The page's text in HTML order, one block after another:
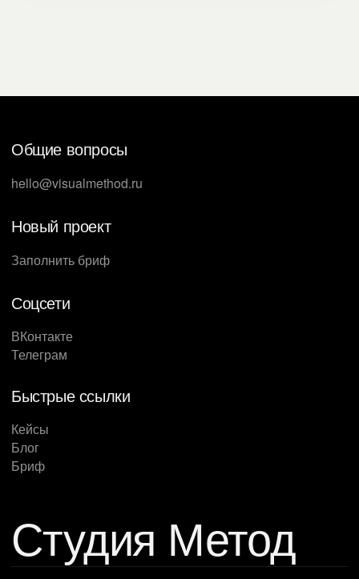
Общие вопросы
hello@visualmethod.ru
Новый проект
Заполнить бриф
Соцсети
ВКонтакте
Телеграм
Быстрые ссылки
Кейсы
Блог
Бриф
Студия Метод